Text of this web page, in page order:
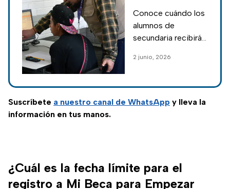
Beca Rita Cetina
Conoce cuándo los
alumnos de
secundaria recibirán
Rita Cetina
bimestre mayo-
junio de acuerdo a la
2 junio, 2026
Suscríbete a nuestro canal de WhatsApp y lleva la
información en tus manos.
¿Cuál es la fecha límite para el
registro a Mi Beca para Empezar